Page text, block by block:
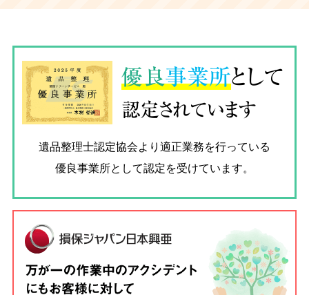
優良事業所として
認定されています
遺品整理士認定協会より適正業務を行っている
優良事業所として認定を受けています。